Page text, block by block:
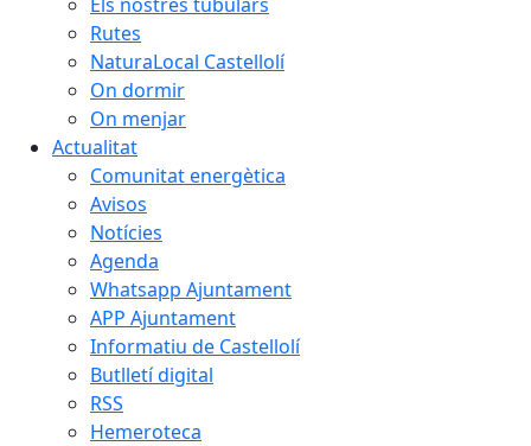
Rutes
NaturaLocal Castellolí
On dormir
On menjar
Actualitat
Comunitat energètica
Avisos
Notícies
Agenda
Whatsapp Ajuntament
APP Ajuntament
Informatiu de Castellolí
Butlletí digital
RSS
Hemeroteca